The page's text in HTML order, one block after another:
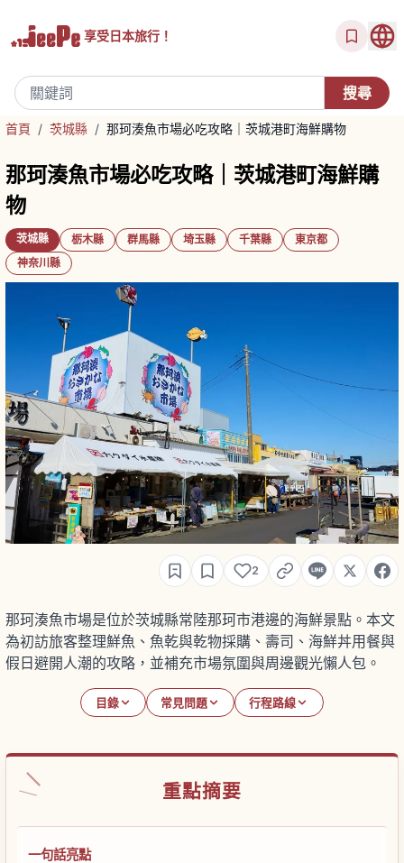
享受日本旅行！
首頁 / 茨城縣 / 那珂湊魚市場必吃攻略｜茨城港町海鮮購物
那珂湊魚市場必吃攻略｜茨城港町海鮮購
物
茨城縣 栃木縣 群馬縣 埼玉縣 千葉縣
東京都
神奈川縣
2
那珂湊魚市場是位於茨城縣常陸那珂市港邊的海鮮景點。本文
為初訪旅客整理鮮魚、魚乾與乾物採購、壽司、海鮮丼用餐與
假日避開人潮的攻略，並補充市場氛圍與周邊觀光懶人包。
目錄 常見問題 行程路線
重點摘要
一句話亮點